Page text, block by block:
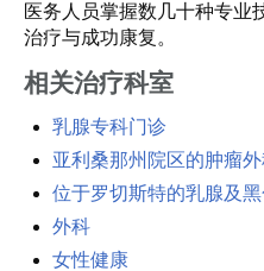
医务人员掌握数几十种专业
治疗与成功康复。
相关治疗科室
乳腺专科门诊
亚利桑那州院区的肿瘤
位于罗切斯特的乳腺及
外科
女性健康